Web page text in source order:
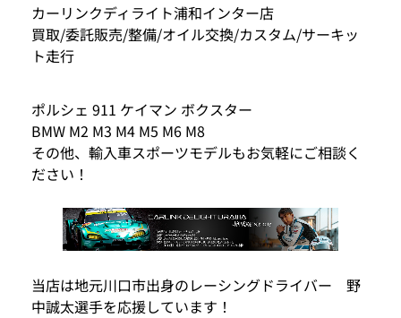
カーリンクディライト浦和インター店
買取/委託販売/整備/オイル交換/カスタム/サーキッ
ト走行
ポルシェ 911 ケイマン ボクスター
BMW M2 M3 M4 M5 M6 M8
その他、輸入車スポーツモデルもお気軽にご相談く
ださい！
当店は地元川口市出身のレーシングドライバー 野
中誠太選手を応援しています！